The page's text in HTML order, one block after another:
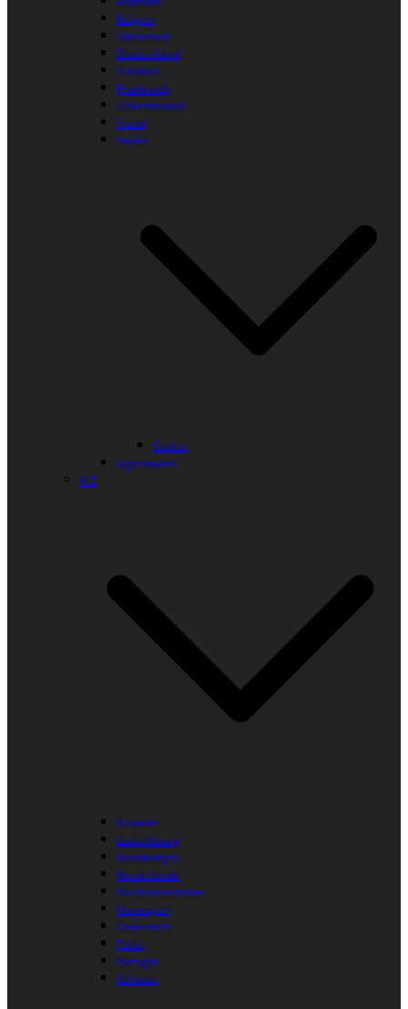
Belgien
Dänemark
Deutschland
Finnland
Frankreich
Griechenland
Irland
Italien
Sizilien
Jugoslawien
K-Z
Kroatien
Luxembourg
Montenegro
Niederlande
Nordmazedonien
Norwegen
Österreich
Polen
Portugal
Schweiz